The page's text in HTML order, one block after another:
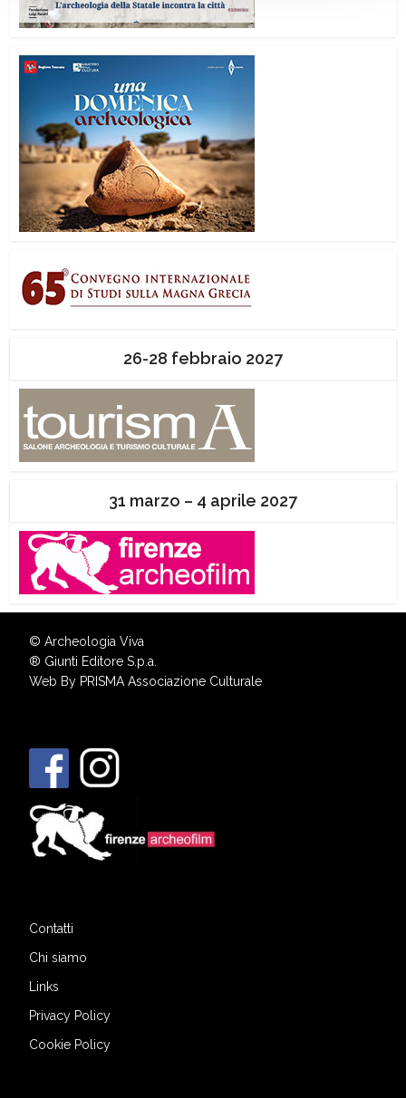
26-28 febbraio 2027
31 marzo – 4 aprile 2027
© Archeologia Viva
® Giunti Editore S.p.a.
Web By PRISMA Associazione Culturale
Contatti
Chi siamo
Links
Privacy Policy
Cookie Policy